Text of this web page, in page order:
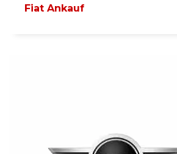
Fiat Ankauf